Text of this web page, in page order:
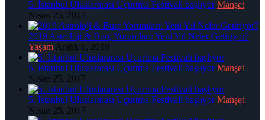
5. İstanbul Uluslararası Uçurtma Festivali başlıyor Manşet
Nisan 25, 2017
2019 Astroloji & Burç Yorumları: Yeni Yıl Neler Getiriyor?
Yaşam Aralık 6, 2018
5. İstanbul Uluslararası Uçurtma Festivali başlıyor Manşet
Nisan 25, 2017
5. İstanbul Uluslararası Uçurtma Festivali başlıyor Manşet
Nisan 25, 2017